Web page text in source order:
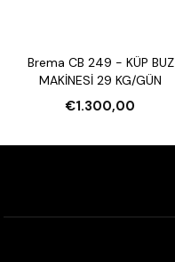
Brema CB 249 - KÜP BUZ
MAKİNESİ 29 KG/GÜN
€1.300,00